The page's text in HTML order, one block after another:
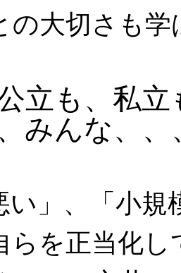
の大切さも
立も、私
、みんな、
い」、「小
らを正当化